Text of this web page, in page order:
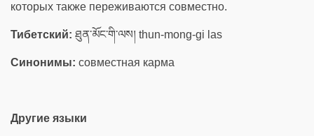
которых также переживаются совместно.
Тибетский: ཐུན་མོང་གི་ལས། thun-mong-gi las
Синонимы: совместная карма
Другие языки